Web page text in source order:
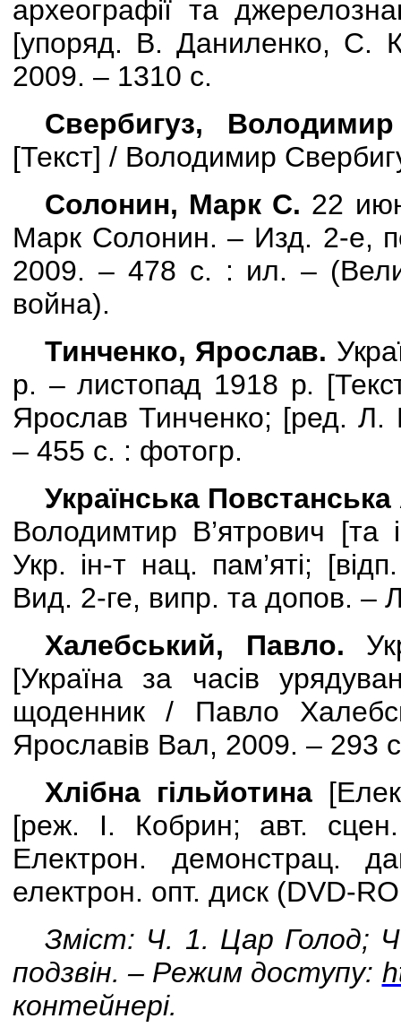
археографії та
[упоряд. В. Даниленко, С.
2009. – 1310 с.
Свербигуз,
[Текст] / Володимир
Солонин, Марк С. 22
Марк Солонин. – Изд. 2-е,
2009. – 478 с. : ил. –
война).
Тинченко, Ярослав.
р. – листопад 1918 р. [
Ярослав Тинченко; [ред. Л.
– 455 с. : фотогр.
Українська
Володимтир В’ятрович [та
Укр. ін-т нац. пам’яті;
Вид. 2-ге, випр. та допов. –
Халебський, Павло.
[Україна за часів
щоденник / Павло
Ярославів Вал, 2009. – 293
Хлібна гільйотина [
[реж. І. Кобрин; авт.
Електрон. демонстрац.
електрон. опт. диск (DVD-
Зміст: Ч. 1. Цар Голод;
подзвін. – Режим доступу:
контейнері.